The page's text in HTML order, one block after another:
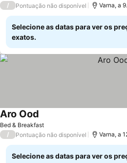
/ Pontuação não disponível Varna, a
Selecione as datas para ver os
exatos.
Bed & Breakfast
Aro Ood
/ Pontuação não disponível Varna, a
Selecione as datas para ver os